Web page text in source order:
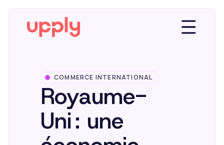
COMMERCE INTERNATIONAL
Royaume-
Uni : une